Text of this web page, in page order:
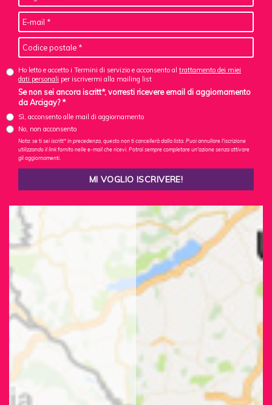
Ho letto e accetto i Termini di servizio e acconsento al trattamento dei miei
dati personali per iscrivermi alla mailing list
Se non sei ancora iscritt*, vorresti ricevere email di aggiornamento
da Arcigay? *
Sì, acconsento alle mail di aggiornamento
No, non acconsento
Nota: se ti sei iscritt* in precedenza, questo non ti cancellerà dalla lista. Puoi annullare l'iscrizione
utilizzando il link fornito nelle e-mail che ricevi. Potrai sempre completare un'azione senza attivare
gli aggiornamenti.